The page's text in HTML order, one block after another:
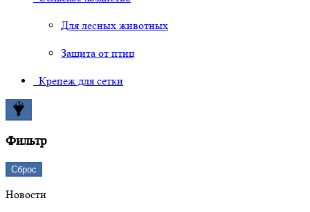
Для лесных животных
Защита от птиц
Крепеж для сетки
Фильтр
Сброс
Новости